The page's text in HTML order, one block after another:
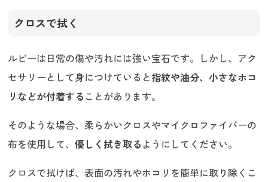
クロスで拭く
ルビーは日常の傷や汚れには強い宝石です。しかし、アク
セサリーとして身につけていると指紋や油分、小さなホコ
リなどが付着する ことがあります。
そのような場合、柔らかいクロスやマイクロファイバーの
布を使用して、優しく拭き取るようにしてください。
クロスで拭けば、表面の汚れやホコリを簡単に取り除くこ